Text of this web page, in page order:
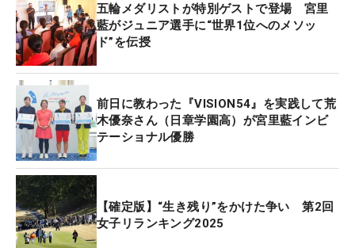
五輪メダリストが特別ゲストで登場 宮里
藍がジュニア選手に“世界1位へのメソッ
ド”を伝授
前日に教わった『VISION54』を実践して荒
木優奈さん（日章学園高）が宮里藍インビ
テーショナル優勝
【確定版】“生き残り”をかけた争い 第2回
女子リランキング2025